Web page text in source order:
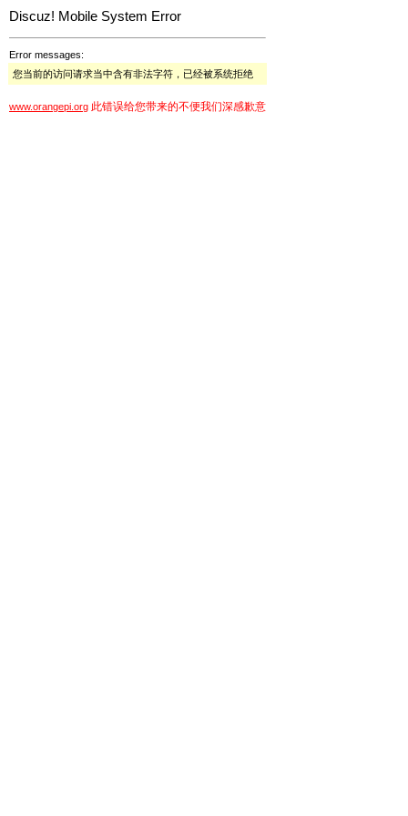
Discuz! Mobile System Error
Error messages:
您当前的访问请求当中含有非法字符，已经被系统拒绝
www.orangepi.org 此错误给您带来的不便我们深感歉意